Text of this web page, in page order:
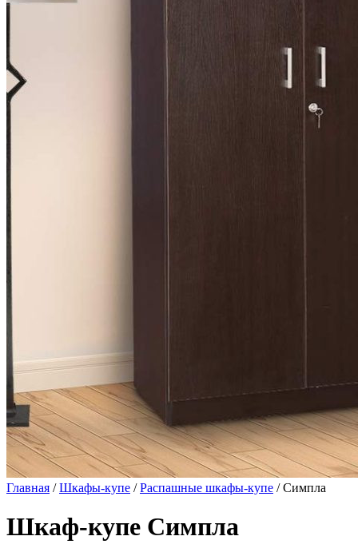
Главная /Шкафы-купе /Распашные шкафы-купе / Симпла
Шкаф-купе Симпла